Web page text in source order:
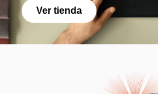
Ver tienda